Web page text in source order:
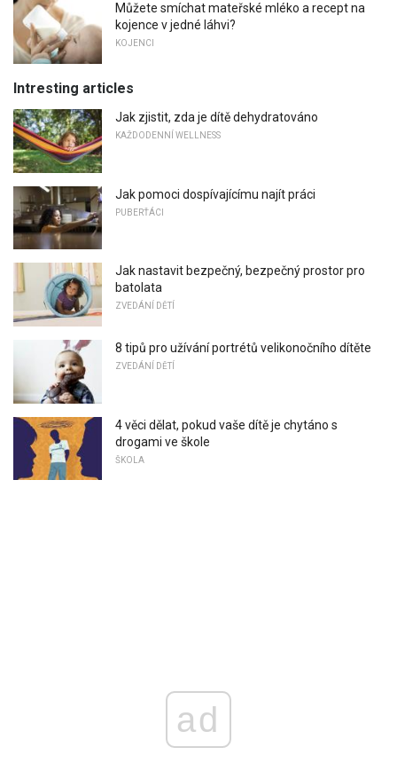
Můžete smíchat mateřské mléko a recept na
kojence v jedné láhvi?
KOJENCI
Intresting articles
Jak zjistit, zda je dítě dehydratováno
KAŽDODENNÍ WELLNESS
Jak pomoci dospívajícímu najít práci
PUBERŤÁCI
Jak nastavit bezpečný, bezpečný prostor pro
batolata
ZVEDÁNÍ DĚTÍ
8 tipů pro užívání portrétů velikonočního dítěte
ZVEDÁNÍ DĚTÍ
4 věci dělat, pokud vaše dítě je chytáno s
drogami ve škole
ŠKOLA
ad